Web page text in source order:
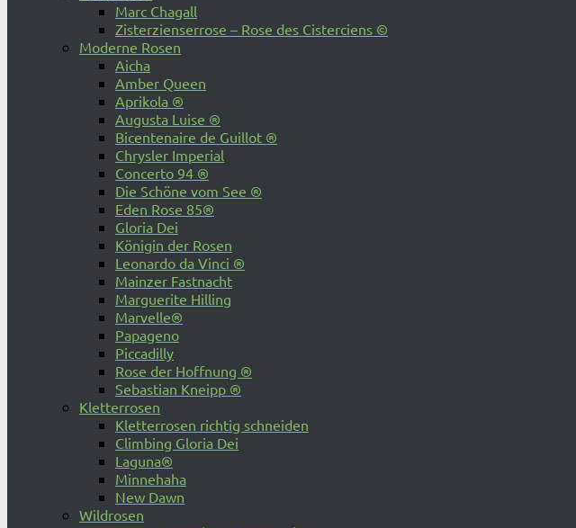
Marc Chagall
Zisterzienserrose – Rose des Cisterciens ©
Moderne Rosen
Aicha
Amber Queen
Aprikola ®
Augusta Luise ®
Bicentenaire de Guillot ®
Chrysler Imperial
Concerto 94 ®
Die Schöne vom See ®
Eden Rose 85®
Gloria Dei
Königin der Rosen
Leonardo da Vinci ®
Mainzer Fastnacht
Marguerite Hilling
Marvelle®
Papageno
Piccadilly
Rose der Hoffnung ®
Sebastian Kneipp ®
Kletterrosen
Kletterrosen richtig schneiden
Climbing Gloria Dei
Laguna®
Minnehaha
New Dawn
Wildrosen